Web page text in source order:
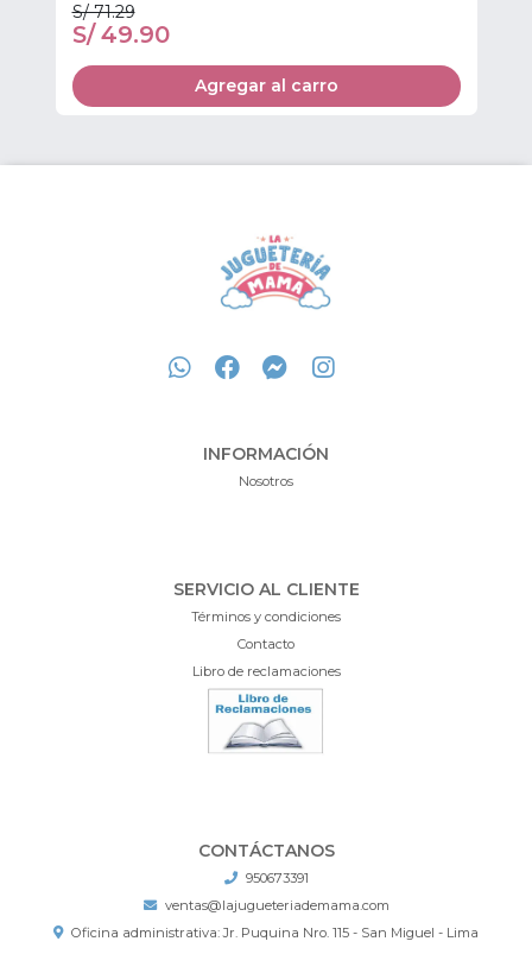
S/ 71.29
S/ 49.90
Agregar al carro
INFORMACIÓN
Nosotros
SERVICIO AL CLIENTE
Términos y condiciones
Contacto
Libro de reclamaciones
CONTÁCTANOS
950673391
ventas@lajugueteriademama.com
Oficina administrativa: Jr. Puquina Nro. 115 - San Miguel - Lima